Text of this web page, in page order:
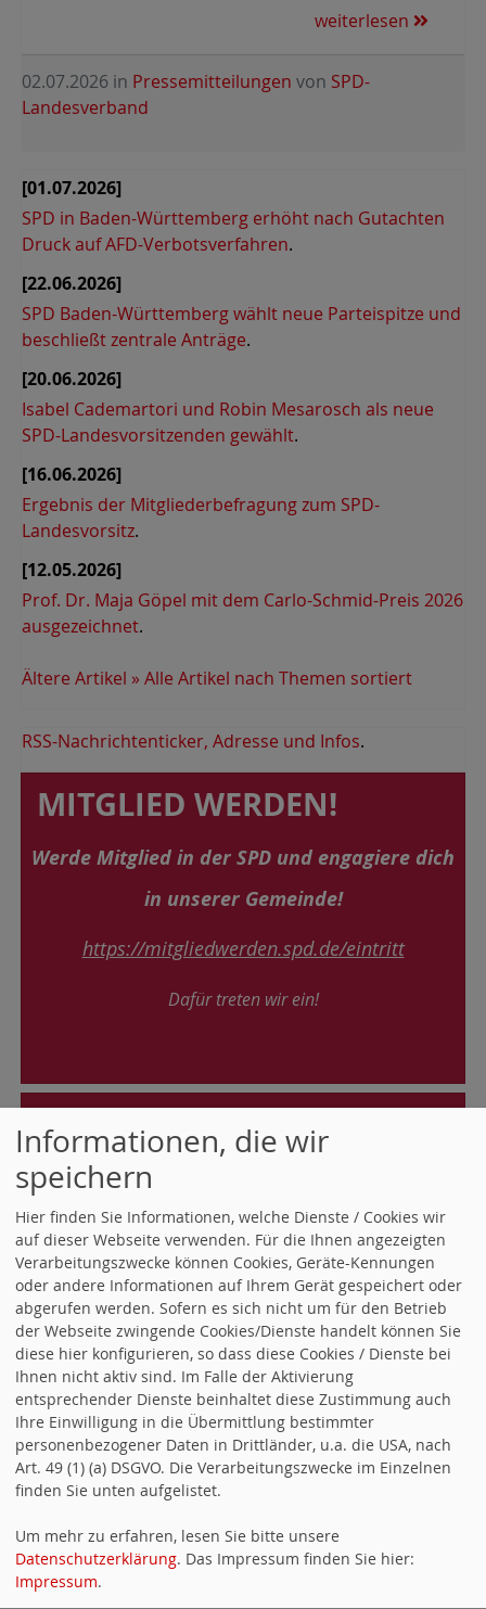
weiterlesen
02.07.2026 in Pressemitteilungen von SPD-
Landesverband
[01.07.2026]
SPD in Baden-Württemberg erhöht nach Gutachten
Druck auf AFD-Verbotsverfahren.
[22.06.2026]
SPD Baden-Württemberg wählt neue Parteispitze und
beschließt zentrale Anträge.
[20.06.2026]
Isabel Cademartori und Robin Mesarosch als neue
SPD-Landesvorsitzenden gewählt.
[16.06.2026]
Ergebnis der Mitgliederbefragung zum SPD-
Landesvorsitz.
[12.05.2026]
Prof. Dr. Maja Göpel mit dem Carlo-Schmid-Preis 2026
ausgezeichnet.
Ältere Artikel » Alle Artikel nach Themen sortiert
RSS-Nachrichtenticker, Adresse und Infos.
MITGLIED WERDEN!
Werde Mitglied in der SPD und engagiere dich
in unserer Gemeinde!
https://mitgliedwerden.spd.de/eintritt
Dafür treten wir ein!
WIR SIND AUCH IN
FACEBOOK!
Arbeit gefällt, gebe uns einen Daumen hoch.
https://www.facebook.com/SpdOrtsvereinOtigheim/
Aktuelle Artikel:
04.03.2025 Nachruf
04.03.2025 Aktuelle Nachrichten
28.02.2024 Hoffnung im SPD Ortsverein Ötigheim
16.02.2024 Neues zur Kommunalwahl am 09.06.2024
Informationen, die wir
speichern
Hier finden Sie Informationen, welche Dienste / Cookies wir
auf dieser Webseite verwenden. Für die Ihnen angezeigten
Verarbeitungszwecke können Cookies, Geräte-Kennungen
oder andere Informationen auf Ihrem Gerät gespeichert oder
abgerufen werden. Sofern es sich nicht um für den Betrieb
der Webseite zwingende Cookies/Dienste handelt können Sie
diese hier konfigurieren, so dass diese Cookies / Dienste bei
Ihnen nicht aktiv sind. Im Falle der Aktivierung
entsprechender Dienste beinhaltet diese Zustimmung auch
Ihre Einwilligung in die Übermittlung bestimmter
personenbezogener Daten in Drittländer, u.a. die USA, nach
Art. 49 (1) (a) DSGVO. Die Verarbeitungszwecke im Einzelnen
finden Sie unten aufgelistet.
Um mehr zu erfahren, lesen Sie bitte unsere
Datenschutzerklärung. Das Impressum finden Sie hier:
Impressum.